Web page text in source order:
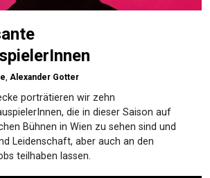
, Alexander Gotter
porträtieren wir zehn
die in dieser Saison auf
Bühnen in Wien zu sehen sind und
Leidenschaft, aber auch an den
teilhaben lassen.